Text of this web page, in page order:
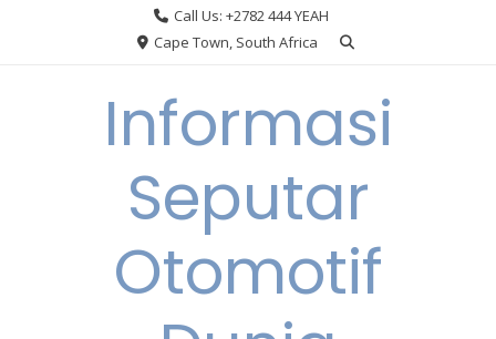
Call Us: +2782 444 YEAH
Cape Town, South Africa
Informasi
Seputar
Otomotif